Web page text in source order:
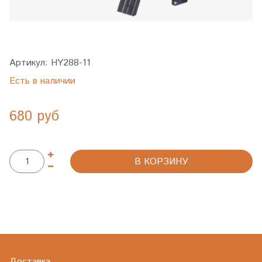
Артикул: HY288-11
Есть в наличии
680 руб
В КОРЗИНУ